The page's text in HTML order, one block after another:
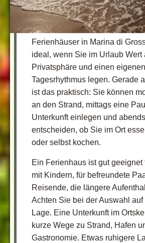
Ferienhäuser in Marina di
ideal, wenn Sie im Urlaub Wert
Privatsphäre und einen eigenen
Tagesrhythmus legen. Gerade
ist das praktisch: Sie können
an den Strand, mittags eine
Unterkunft einlegen und
entscheiden, ob Sie im Ort
oder selbst kochen.
Ein Ferienhaus ist gut geeignet
mit Kindern, für befreundete
Reisende, die längere
Achten Sie bei der Auswahl
Lage. Eine Unterkunft im
kurze Wege zu Strand, Hafen
Gastronomie. Etwas ruhigere